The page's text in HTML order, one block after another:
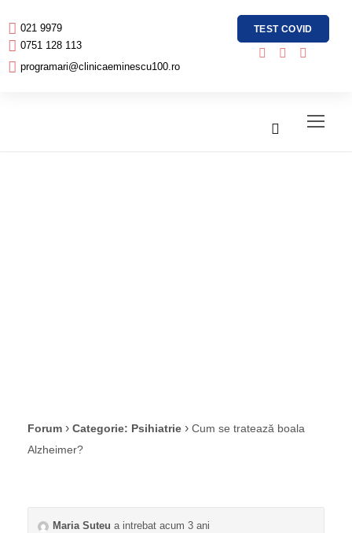
021 9979
0751 128 113
programari@clinicaeminescu100.ro
TEST COVID
Forum › Categorie: Psihiatrie › Cum se tratează boala
Alzheimer?
Maria Suteu a intrebat acum 3 ani